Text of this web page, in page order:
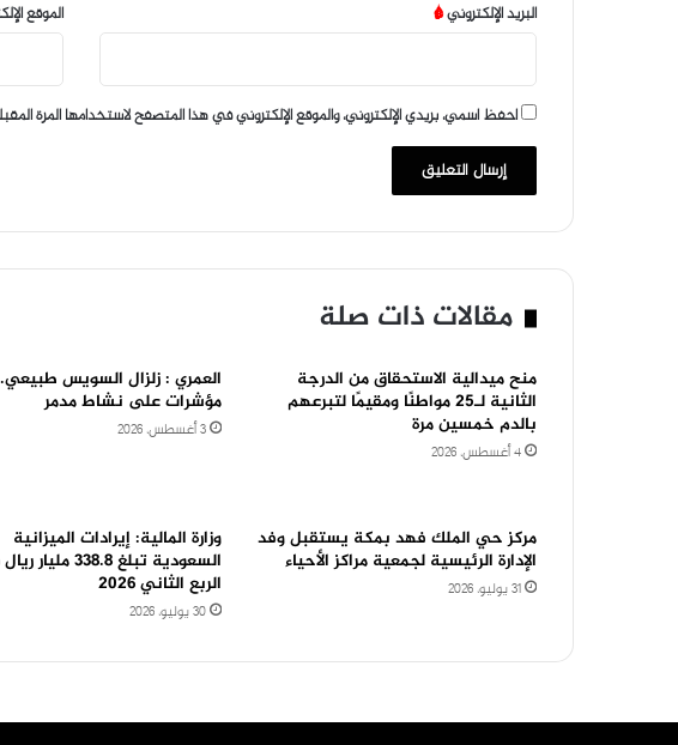
البريد الإلكتروني* الموقع
احفظ اسمي، بريدي الإلكتروني، والموقع الإلكتروني في هذا المتصفح لاستخدامها المرة
مقالات ذات صلة
منح ميدالية الاستحقاق من الدرجة
الثانية لـ25 مواطنًا ومقيمًا لتبرعهم
بالدم خمسين مرة
4 أغسطس، 2026
العمري : زلزال السويس
مؤشرات على نشاط مدمر
3 أغسطس، 2026
مركز حي الملك فهد بمكة يستقبل وفد
الإدارة الرئيسية لجمعية مراكز الأحياء
31 يوليو، 2026
وزارة المالية: إيرادات الميزانية
السعودية تبلغ 338.8
الربع الثاني 2026
30 يوليو، 2026